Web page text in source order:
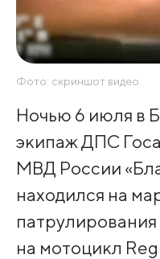
Фото: скриншот видео
Ночью 6 июля в
экипаж ДПС
МВД России
находился на
на мотоцикл